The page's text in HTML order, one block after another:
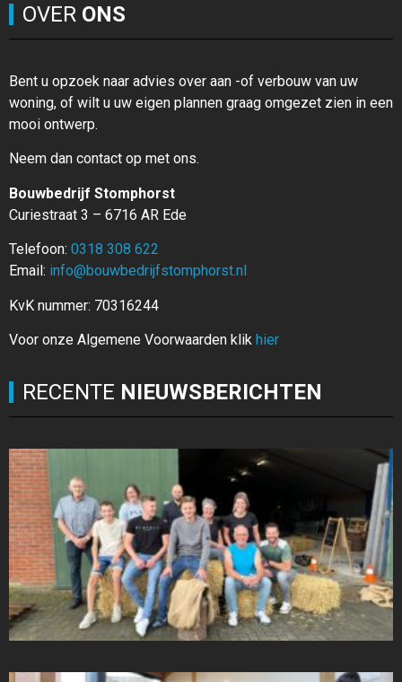
OVER ONS
Bent u opzoek naar advies over aan -of verbouw van uw
woning, of wilt u uw eigen plannen graag omgezet zien in een
mooi ontwerp.
Neem dan contact op met ons.
Bouwbedrijf Stomphorst
Curiestraat 3 – 6716 AR Ede
Telefoon: 0318 308 622
Email: info@bouwbedrijfstomphorst.nl
KvK nummer: 70316244
Voor onze Algemene Voorwaarden klik hier
RECENTE NIEUWSBERICHTEN